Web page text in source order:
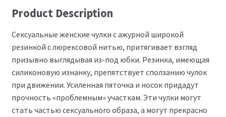
Product Description
Сексуальные женские чулки с ажурной широкой
резинкой с люрексовой нитью, притягивает взгляд
призывно выглядывая из-под юбки. Резинка, имеющая
силиконовую изнанку, препятствует сползанию чулок
при движении. Усиленная пяточка и носок придадут
прочность «проблемным» участкам. Эти чулки могут
стать частью сексуального образа, а могут прекрасно